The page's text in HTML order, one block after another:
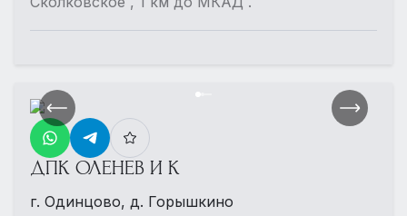
ДПК ОЛЕНЕВ И К
г. Одинцово, д. Горышкино